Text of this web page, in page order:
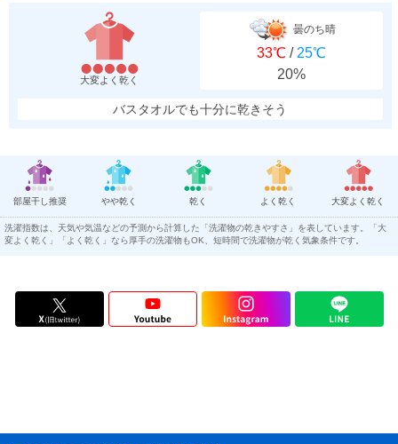
大変よく乾く
曇のち晴
33℃ / 25℃
20%
バスタオルでも十分に乾きそう
部屋干し推奨 やや乾く 乾く よく乾く 大変よく乾く
洗濯指数は、天気や気温などの予測から計算した「洗濯物の乾きやすさ」を表しています。「大
変よく乾く」「よく乾く」なら厚手の洗濯物もOK、短時間で洗濯物が乾く気象条件です。